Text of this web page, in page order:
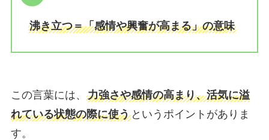
沸き立つ＝「感情や興奮が高まる」の意味
この言葉には、 力強さや感情の高まり、活気に溢
れている状態の際に使うというポイントがありま
す。